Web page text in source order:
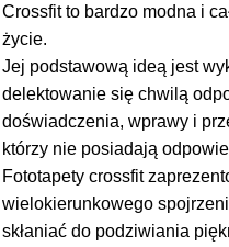
Crossfit to bardzo modna i
życie.
Jej podstawową ideą jest
delektowanie się chwilą
doświadczenia, wprawy i
którzy nie posiadają
Fototapety crossfit
wielokierunkowego
skłaniać do podziwiania